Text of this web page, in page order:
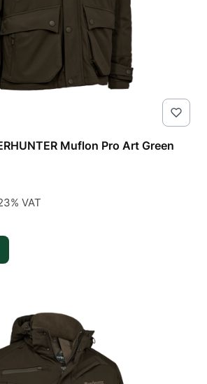
Muflon Pro Art Green
VAT
VAT